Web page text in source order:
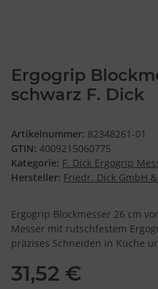
Ergogrip
schwarz F. Dick
Artikelnummer: 82348261-01
GTIN: 4009215060775
Kategorie: F. Dick Ergogrip
Hersteller: Friedr. Dick GmbH &
Ergogrip Blockmesser 26 cm
Messer mit rutschfestem
präzises Schneiden in Küche
31,52 €